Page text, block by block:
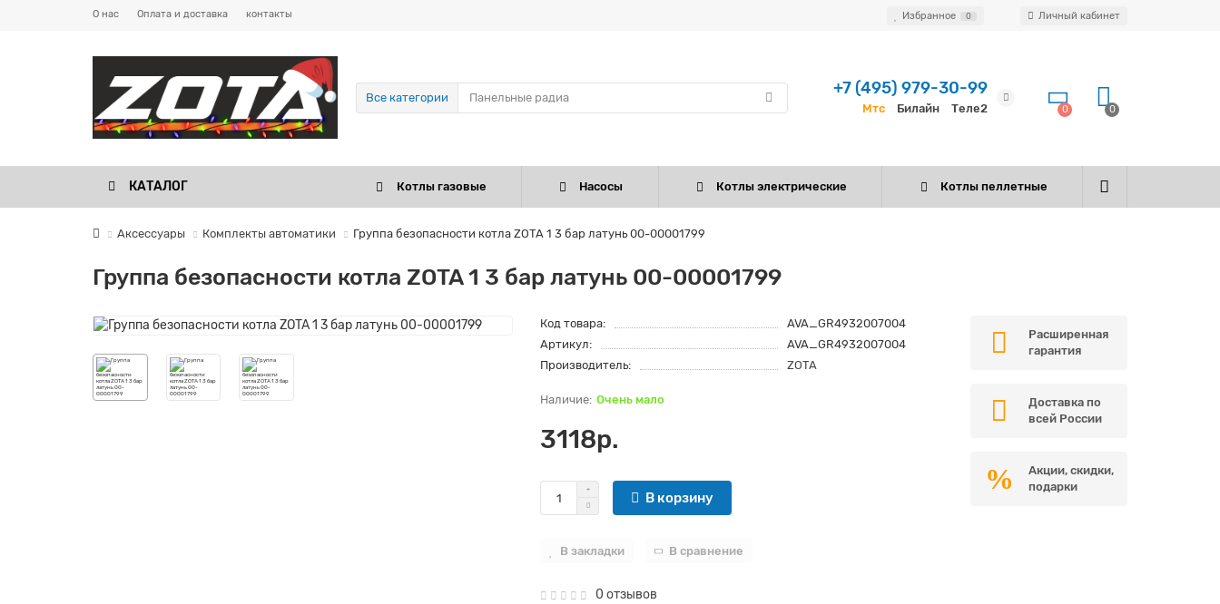
О нас Оплата и доставка контакты Избранное 0 Личный кабинет
Все категории
+7 (495) 979-30-99
Мтс Билайн Теле2 0 0
КАТАЛОГ Котлы газовые Насосы Котлы электрические Котлы пеллетные
Аксессуары Комплекты автоматики Группа безопасности котла ZOTA 1 3 бар латунь 00-00001799
Группа безопасности котла ZOTA 1 3 бар латунь 00-00001799
Код товара:
AVA_GR4932007004
Артикул:
AVA_GR4932007004
Производитель:
ZOTA
Очень мало
3118р.
В корзину
В закладки В сравнение
0 отзывов
Расширенная
гарантия
Доставка по
всей России
Акции, скидки,
подарки